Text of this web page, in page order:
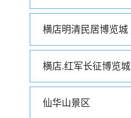
横店明清民居博览城
横店.红军长征博览城
仙华山景区